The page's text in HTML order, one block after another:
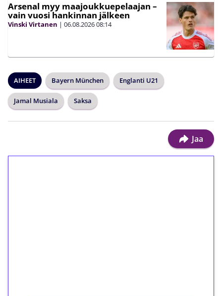
Arsenal myy maajoukkuepelaajan –
vain vuosi hankinnan jälkeen
Vinski Virtanen | 06.08.202608:14
AIHEET Bayern München Englanti U21
Jamal Musiala Saksa
Jaa